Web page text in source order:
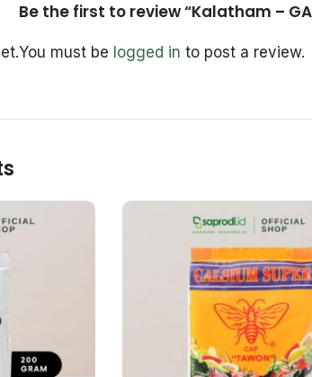
Be the first to review “Kalatham –
You must be logged in to post a review.